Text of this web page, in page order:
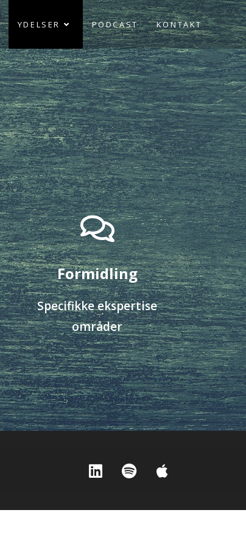
YDELSER PODCAST KONTAKT
Formidling
Specifikke ekspertise
områder